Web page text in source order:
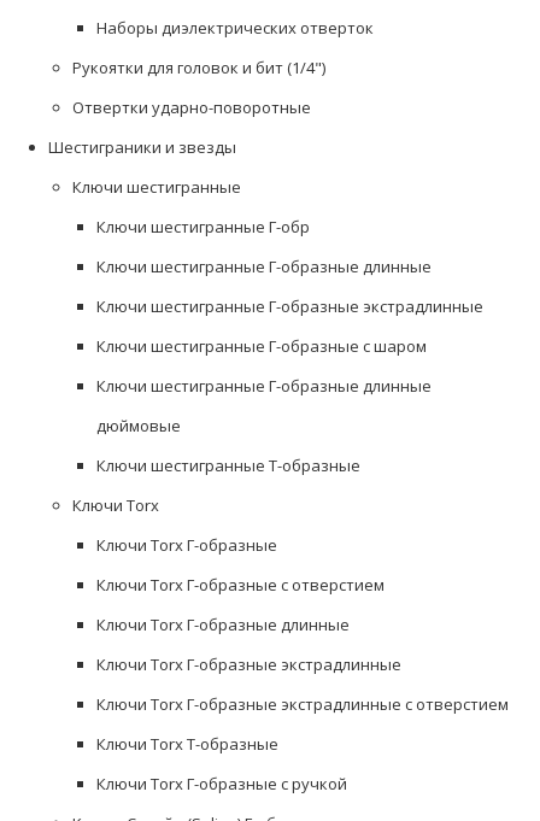
Наборы диэлектрических отверток
Рукоятки для головок и бит (1/4")
Отвертки ударно-поворотные
Шестиграники и звезды
Ключи шестигранные
Ключи шестигранные Г-обр
Ключи шестигранные Г-образные длинные
Ключи шестигранные Г-образные экстрадлинные
Ключи шестигранные Г-образные с шаром
Ключи шестигранные Г-образные длинные
дюймовые
Ключи шестигранные Т-образные
Ключи Torx
Ключи Torx Г-образные
Ключи Torx Г-образные с отверстием
Ключи Torx Г-образные длинные
Ключи Torx Г-образные экстрадлинные
Ключи Torx Г-образные экстрадлинные с отверстием
Ключи Torx Т-образные
Ключи Torx Г-образные с ручкой